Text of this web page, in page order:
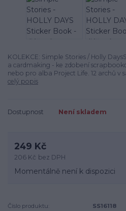
KOLEKCE: Simple Stories / Holly
a cardmaking - ke zdobení
nebo pro alba Project Life. 12 archů v
celý popis
Dostupnost Není skladem
249 Kč
206 Kč bez DPH
Momentálně není k dispozici
Číslo produktu:
SS16118